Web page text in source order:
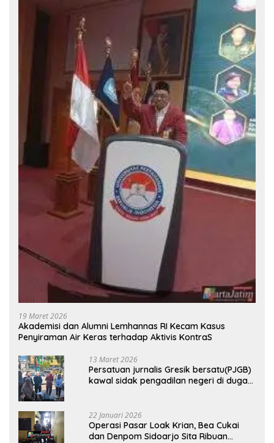
19 Maret 2026
Akademisi dan Alumni Lemhannas RI Kecam Kasus
Penyiraman Air Keras terhadap Aktivis KontraS
13 Maret 2026
Persatuan jurnalis Gresik bersatu(PJGB)
kawal sidak pengadilan negeri di duga
22 Januari 2026
Operasi Pasar Loak Krian, Bea Cukai
dan Denpom Sidoarjo Sita Ribuan